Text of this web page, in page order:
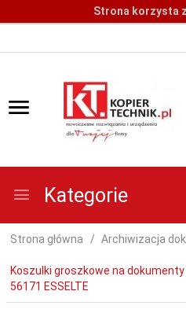
Strona korzysta
Kategorie
Strona główna Archiwizacja
Koszulki groszkowe na
56171 ESSELTE